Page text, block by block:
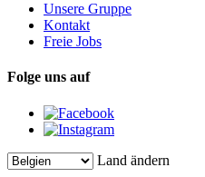
Unsere Gruppe
Kontakt
Freie Jobs
Folge uns auf
Land ändern